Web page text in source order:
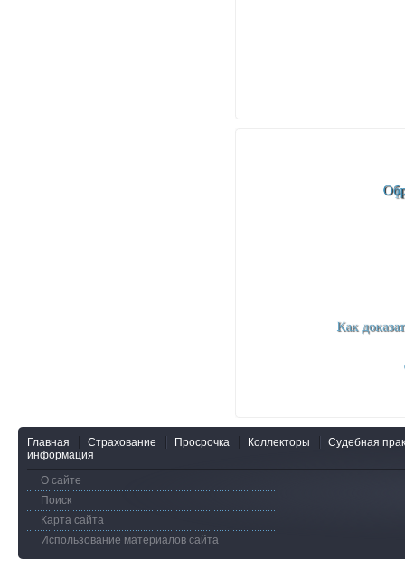
Главная Страхование Просрочка Коллекторы
Судебная
информация
О сайте
Поиск
Карта сайта
Использование материалов сайта